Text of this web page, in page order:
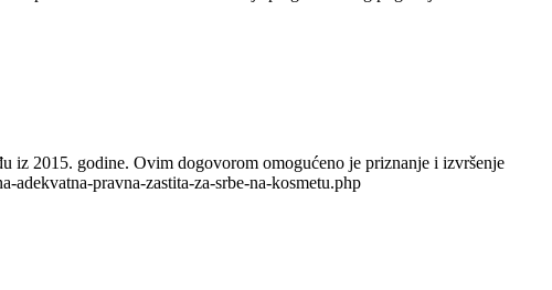
iz 2015. godine. Ovim dogovorom omogućeno je priznanje i izvršenje
pravna-zastita-za-srbe-na-kosmetu.php